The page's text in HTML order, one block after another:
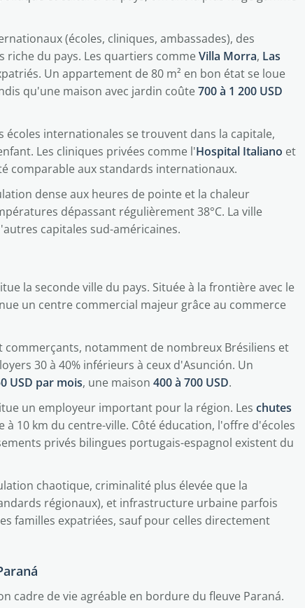
(écoles, cliniques, ambassades), des
du pays. Les quartiers commeVilla Morra, Las
Un appartement de 80 m² en bon état se loue
qu'une maison avec jardin coûte700 à 1 200 USD
écoles internationales se trouvent dans la capitale,
Les cliniques privées comme l'Hospital Italiano et
comparable aux standards internationaux.
dense aux heures de pointe et la chaleur
dépassant régulièrement 38°C. La ville
capitales sud-américaines.
la seconde ville du pays. Située à la frontière avec le
un centre commercial majeur grâce au commerce
notamment de nombreux Brésiliens et
30 à 40% inférieurs à ceux d'Asunción. Un
USD par mois, une maison 400 à 700 USD.
un employeur important pour la région. Les chutes
10 km du centre-ville. Côté éducation, l'offre d'écoles
privés bilingues portugais-espagnol existent du
chaotique, criminalité plus élevée que la
régionaux), et infrastructure urbaine parfois
familles expatriées, sauf pour celles directement
cadre de vie agréable en bordure du fleuve Paraná.